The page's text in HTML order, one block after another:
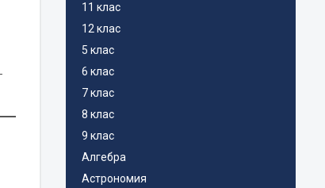
11 клас
12 клас
5 клас
6 клас
7 клас
8 клас
9 клас
Алгебра
Астрономия